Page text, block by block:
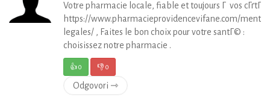
Votre pharmacie locale, fiable et toujours Г vos
https://www.pharmacieprovidencevifane.com/
legales/ , Faites le bon choix pour votre santГ© :
choisissez notre pharmacie .
👍0 👎0
Odgovori ⇾